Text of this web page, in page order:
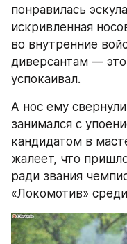
понравилась
искривленная
во внутренние
диверсантам — это
успокаивал.
А нос ему
занимался с
кандидатом в
жалеет, что
ради звания
«Локомотив»